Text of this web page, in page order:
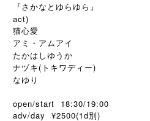
『さかなとゆらゆら』
act)
猫心愛
アミ・アムアイ
たかはしゆうか
ナヅキ(トキワディー)
なゆり
open/start 18:30/19:00
adv/day ¥2500(1d別)